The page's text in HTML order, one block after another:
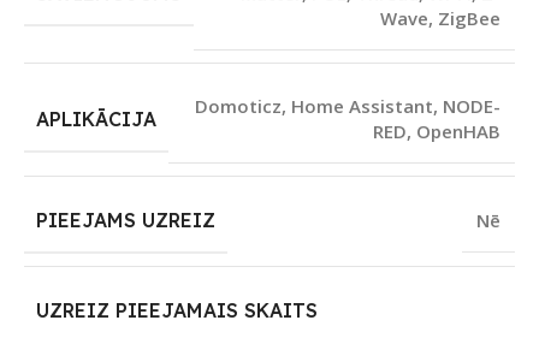
Wave, ZigBee
APLIKĀCIJA
Domoticz, Home Assistant, NODE-
RED, OpenHAB
PIEEJAMS UZREIZ Nē
UZREIZ PIEEJAMAIS SKAITS